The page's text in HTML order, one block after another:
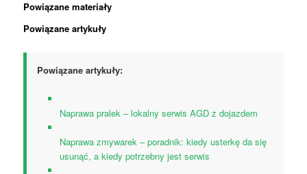
Powiązane materiały
Powiązane artykuły
Powiązane artykuły:
Naprawa pralek – lokalny serwis AGD z dojazdem
Naprawa zmywarek – poradnik: kiedy usterkę da się
usunąć, a kiedy potrzebny jest serwis